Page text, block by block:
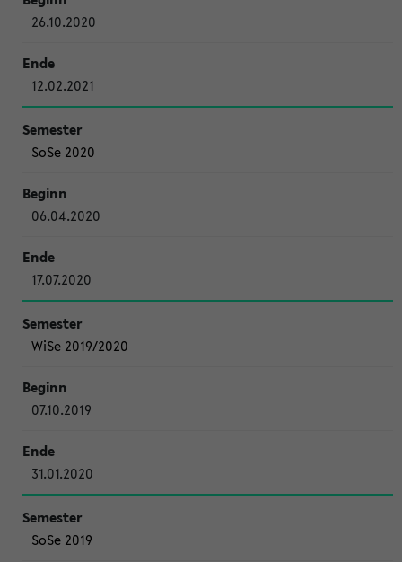
26.10.2020
12.02.2021
SoSe 2020
06.04.2020
17.07.2020
WiSe 2019/2020
07.10.2019
31.01.2020
SoSe 2019